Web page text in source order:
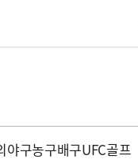
야구농구배구UFC골프